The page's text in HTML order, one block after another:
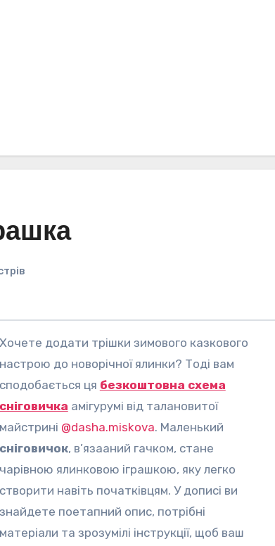
Хочете додати трішки зимового казкового
настрою до новорічної ялинки? Тоді вам
сподобається ця безкоштовна схема
сніговичка амігурумі від талановитої
майстрині @dasha.miskova. Маленький
сніговичок, в’язааний гачком, стане
чарівною ялинковою іграшкою, яку легко
створити навіть початківцям. У дописі ви
знайдете поетапний опис, потрібні
матеріали та зрозумілі інструкції, щоб ваш